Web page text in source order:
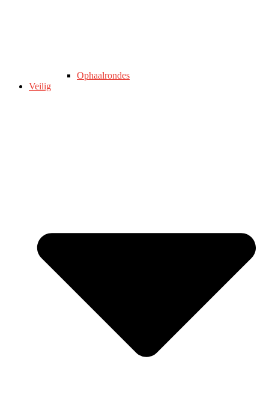
Ophaalrondes
Veilig